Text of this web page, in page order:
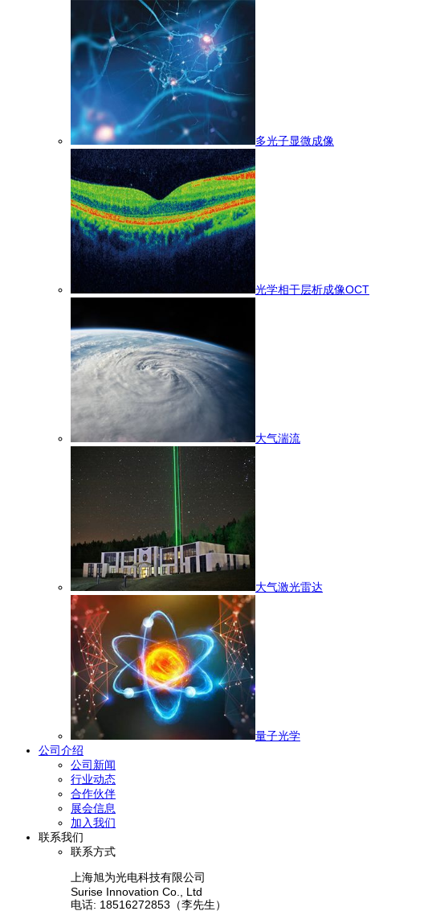
多光子显微成像
光学相干层析成像OCT
大气湍流
大气激光雷达
量子光学
公司介绍
公司新闻
行业动态
合作伙伴
展会信息
加入我们
联系我们
联系方式
上海旭为光电科技有限公司
Surise Innovation Co., Ltd
电话: 18516272853（李先生）